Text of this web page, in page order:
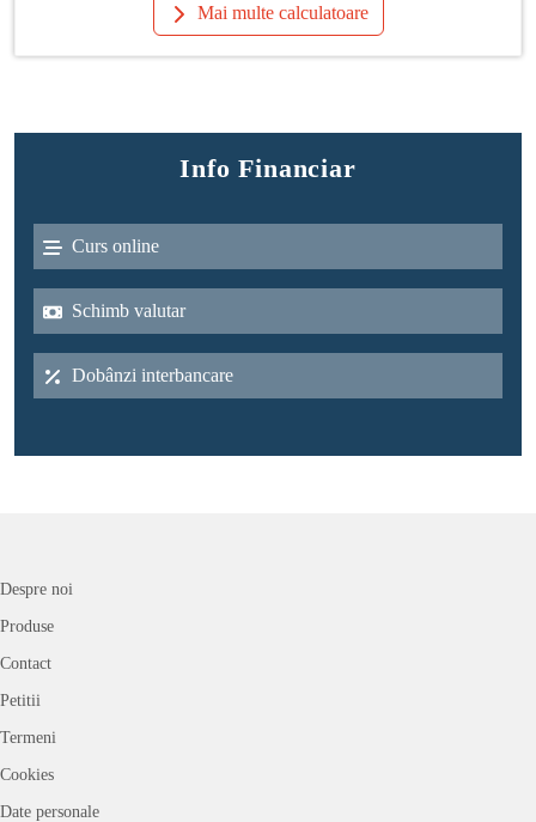
Mai multe calculatoare
Info Financiar
Curs online
Schimb valutar
Dobânzi interbancare
Despre noi
Produse
Contact
Petitii
Termeni
Cookies
Date personale